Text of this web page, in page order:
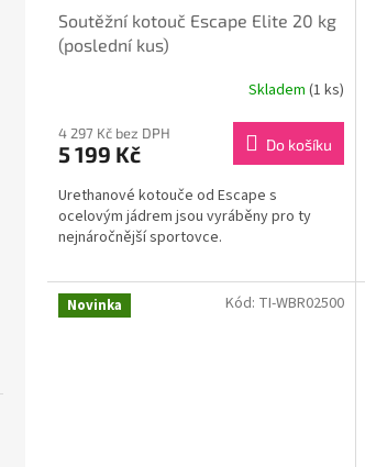
Soutěžní kotouč Escape Elite 20 kg
(poslední kus)
Skladem (1 ks)
4 297 Kč bez DPH
5 199 Kč Do košíku
Urethanové kotouče od Escape s
ocelovým jádrem jsou vyráběny pro ty
nejnáročnější sportovce.
Novinka Kód: TI-WBR02500